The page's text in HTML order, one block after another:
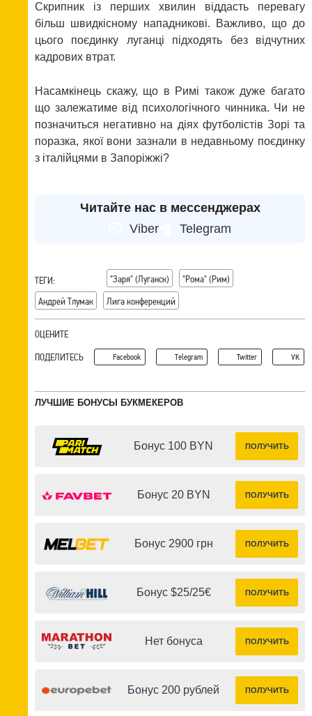
Скрипник із перших хвилин віддасть перевагу
більш швидкісному нападникові. Важливо, що до
цього поєдинку луганці підходять без відчутних
кадрових втрат.
Насамкінець скажу, що в Римі також дуже багато
що залежатиме від психологічного чинника. Чи не
позначиться негативно на діях футболістів Зорі та
поразка, якої вони зазнали в недавньому поєдинку
з італійцями в Запоріжжі?
Читайте нас в мессенджерах
Viber
Telegram
ТЕГИ: "Заря" (Луганск)
"Рома" (Рим)
Андрей Тлумак
Лига конференций
ЛУЧШИЕ БОНУСЫ БУКМЕКЕРОВ
Бонус 100 BYN ПОЛУЧИТЬ
Бонус 20 BYN ПОЛУЧИТЬ
Бонус 2900 грн ПОЛУЧИТЬ
Бонус $25/25€ ПОЛУЧИТЬ
Нет бонуса ПОЛУЧИТЬ
Бонус 200 рублей ПОЛУЧИТЬ
ОЦЕНИТЕ
ПОДЕЛИТЕСЬ Facebook Telegram Twitter VK